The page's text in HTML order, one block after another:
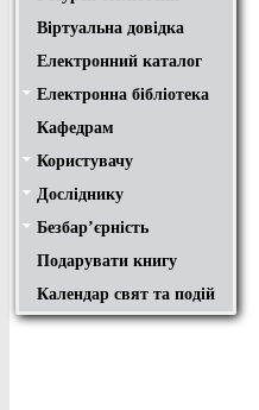
Віртуальна довідка
Електронний каталог
Електронна бібліотека
Положення
Доступ
Авторам
Пошук у ЕК. Інструкція
Кафедрам
Користувачу
Правила користування
Про обхідний лист
Медіатека "NMCBOOK"
Підручники онлайн
Путівник бібліотеками
Переходь на українську
Вивчаємо іноземну мову
Опис документів
Конференції НТУ
Досліднику
Законодавча база
Academic integrity
Плагіат
Локальний доступ
Ресурси вільного доступу
Наукова періодика
Бібліографічні менеджери
Безбар’єрність
Безбар’єрність це…
Путівник веб-ресурсами
Подарувати книгу
Календар свят та подій